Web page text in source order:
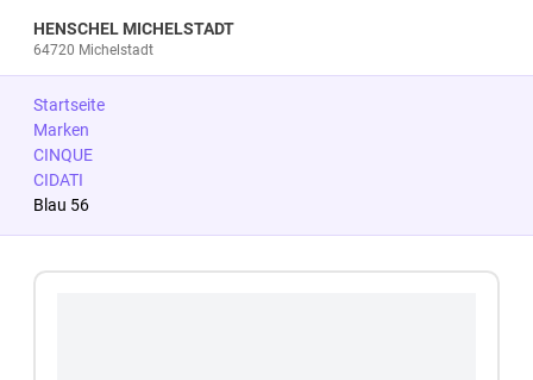
HENSCHEL MICHELSTADT
64720 Michelstadt
Startseite
Marken
CINQUE
CIDATI
Blau 56